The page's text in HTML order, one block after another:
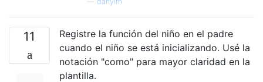
11
Registre la función del niño en el padre
cuando el niño se está inicializando. Usé la
notación "como" para mayor claridad en la
plantilla.